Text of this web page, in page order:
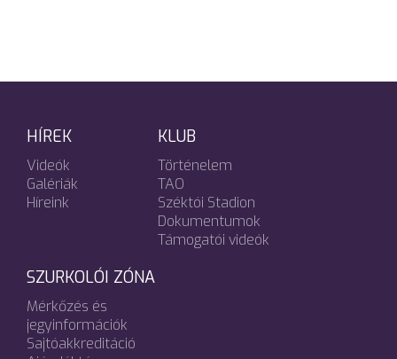
HÍREK
Videók
Galériák
Híreink
KLUB
Történelem
TAO
Széktói Stadion
Dokumentumok
Támogatói videók
SZURKOLÓI ZÓNA
Mérkőzés és
jegyinformációk
Sajtóakkreditáció